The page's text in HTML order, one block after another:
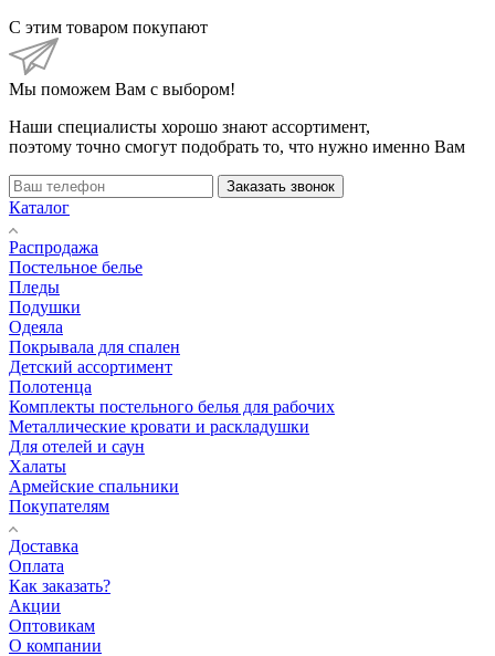
С этим товаром покупают
Мы поможем Вам с выбором!
Наши специалисты хорошо знают ассортимент,
поэтому точно смогут подобрать то, что нужно именно Вам
Заказать звонок
Каталог
Распродажа
Постельное белье
Пледы
Подушки
Одеяла
Покрывала для спален
Детский ассортимент
Полотенца
Комплекты постельного белья для рабочих
Металлические кровати и раскладушки
Для отелей и саун
Халаты
Армейские спальники
Покупателям
Доставка
Оплата
Как заказать?
Акции
Оптовикам
О компании